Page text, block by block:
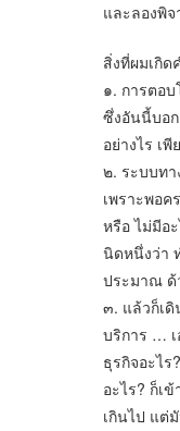
และลองพิจ
สิ่งที่ผมเกิด
๑. การตอ
ซึ่งอันนี้บอ
อย่างไร เ
๒. ระบบทา
เพราะพอ
หรือ ไม่มีอ
นิดหนึ่งว่า
ประมาณ ด้
๓. แล้วก็เ
บริการ …
ธุรกิจอะไร
อะไร? ก็เ
เกินไป แต่